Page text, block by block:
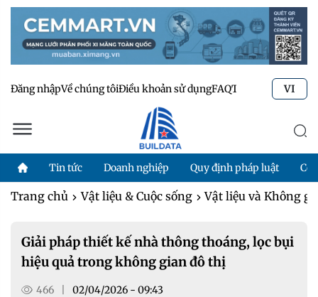
Đăng nhậpVề chúng tôiĐiều khoản sử dụngFAQTư vấn kỹ thuật
VI
Tin tức Doanh nghiệp Quy định pháp luật
Trang chủ Vật liệu & Cuộc sống Vật liệu và Không
Giải pháp thiết kế nhà thông thoáng, lọc bụi
hiệu quả trong không gian đô thị
466 02/04/2026 - 09:43